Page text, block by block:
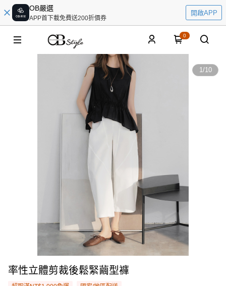
OB嚴選
APP首下載免費送200折價券
開啟APP
0
1/10
率性立體剪裁後鬆緊繭型褲